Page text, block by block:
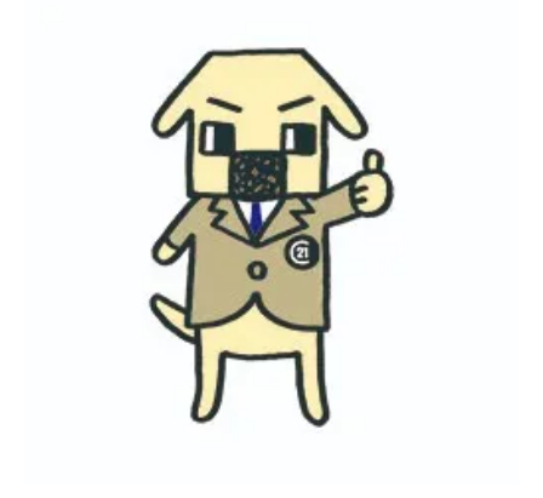
効果的なマーケティング手法の活用
岡崎市での売却タイミングの見極め方
地域特性を活かす販売戦略
岡崎市特有の不動産売却プロセスを徹底解説安
心のためのポイント
岡崎市の不動産売却における流れの概要
査定から契約までの具体的ステップ
売却における書類作成の注意点
内覧の準備と実施のポイント
契約時に注意すべき事項